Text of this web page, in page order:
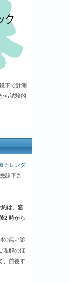
下で計測
ら試験的
カレンダ
診下さ
約は、窓
2 時から
の無い診
理解のほ
、前後す